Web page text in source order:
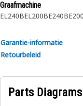
Graafmachine
EL240BEL200BE240B
Garantie-informatie
Retourbeleid
Parts Diagrams